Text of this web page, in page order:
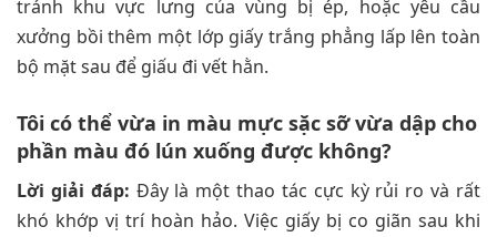
tránh khu vực lưng của vùng bị ép, hoặc yêu cầu
xưởng bồi thêm một lớp giấy trắng phẳng lấp lên toàn
bộ mặt sau để giấu đi vết hằn.
Tôi có thể vừa in màu mực sặc sỡ vừa dập cho
phần màu đó lún xuống được không?
Lời giải đáp: Đây là một thao tác cực kỳ rủi ro và rất
khó khớp vị trí hoàn hảo. Việc giấy bị co giãn sau khi